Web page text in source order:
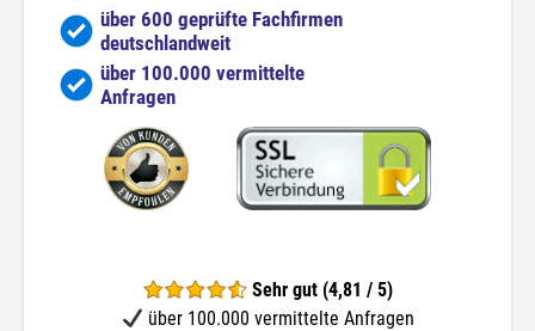
über 600 geprüfte Fachfirmen
deutschlandweit
über 100.000 vermittelte
Anfragen
Sehr gut (4,81 / 5)
über 100.000 vermittelte Anfragen